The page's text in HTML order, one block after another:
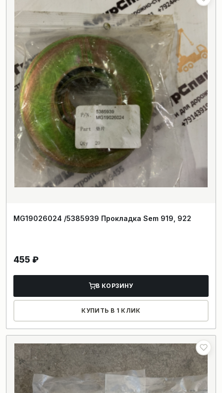
MG19026024 /5385939 Прокладка Sem 919, 922
455 ₽
В КОРЗИНУ
КУПИТЬ В 1 КЛИК